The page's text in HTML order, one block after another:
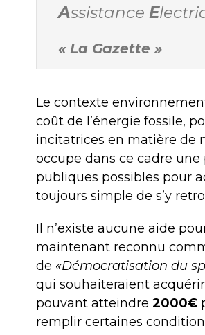
Assistance E
« La Gazette »
Le contexte
coût de l’énergie fossile,
incitatrices en matière de
occupe dans ce cadre
publiques possibles pour
toujours simple de s’y
Il n’existe aucune aide
maintenant reconnu
de «Démocratisation du
qui souhaiteraient
pouvant atteindre 2000€
remplir certaines